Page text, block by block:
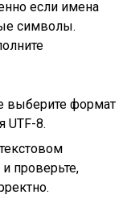
если имена
символы.
выберите формат
UTF-8.
проверьте,